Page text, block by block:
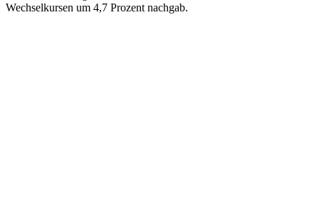
Wechselkursen um 4,7 Prozent nachgab.